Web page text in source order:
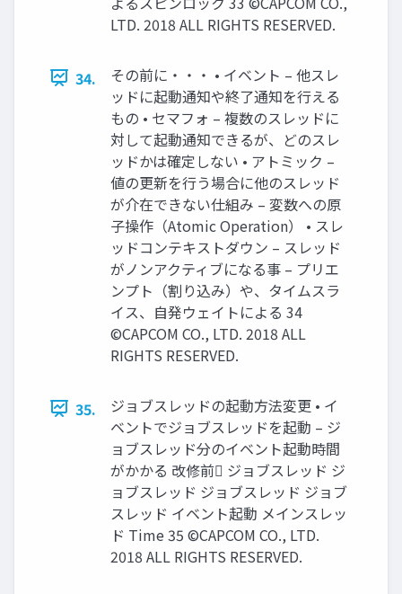
LTD. 2018 ALL RIGHTS RESERVED.
34.
その前に・・・ • イベント – 他スレ
ッドに起動通知や終了通知を行える
もの • セマフォ – 複数のスレッドに
対して起動通知できるが、どのスレ
ッドかは確定しない • アトミック –
値の更新を行う場合に他のスレッド
が介在できない仕組み – 変数への原
子操作（Atomic Operation） • スレ
ッドコンテキストダウン – スレッド
がノンアクティブになる事 – プリエ
ンプト（割り込み）や、タイムスラ
イス、自発ウェイトによる 34
©CAPCOM CO., LTD. 2018 ALL
RIGHTS RESERVED.
35.
ジョブスレッドの起動方法変更 • イ
ベントでジョブスレッドを起動 – ジ
ョブスレッド分のイベント起動時間
がかかる 改修前 ジョブスレッド ジ
ョブスレッド ジョブスレッド ジョブ
スレッド イベント起動 メインスレッ
ド Time 35 ©CAPCOM CO., LTD.
2018 ALL RIGHTS RESERVED.